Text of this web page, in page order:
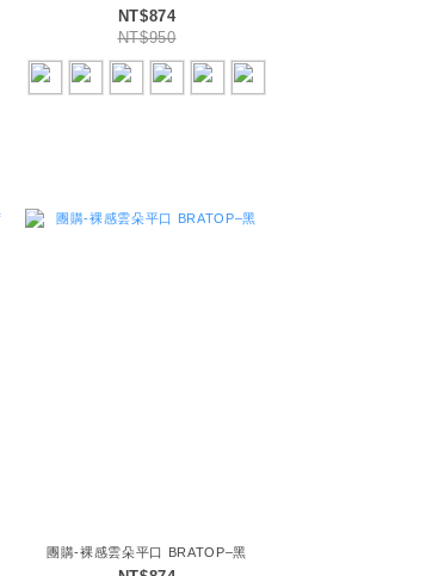
NT$874
NT$950
團購-裸感雲朵平口 BRATOP–黑